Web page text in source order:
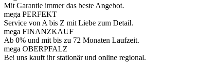
Mit Garantie immer das beste Angebot.
mega PERFEKT
Service von A bis Z mit Liebe zum Detail.
mega FINANZKAUF
Ab 0% und mit bis zu 72 Monaten Laufzeit.
mega OBERPFALZ
Bei uns kauft ihr stationär und online regional.